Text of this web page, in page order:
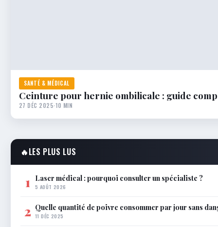
SANTÉ & MÉDICAL
Ceinture pour hernie ombilicale : guide
27 DÉC 2025·10 MIN
🔥LES PLUS LUS
1 Laser médical : pourquoi consulter un spécialiste ?
5 AOÛT 2026
2 Quelle quantité de poivre consommer par jour sans
11 DÉC 2025